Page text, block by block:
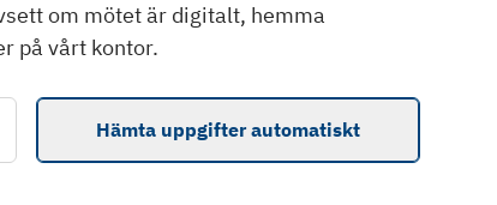
om mötet är digitalt, hemma
på vårt kontor.
Hämta uppgifter automatiskt